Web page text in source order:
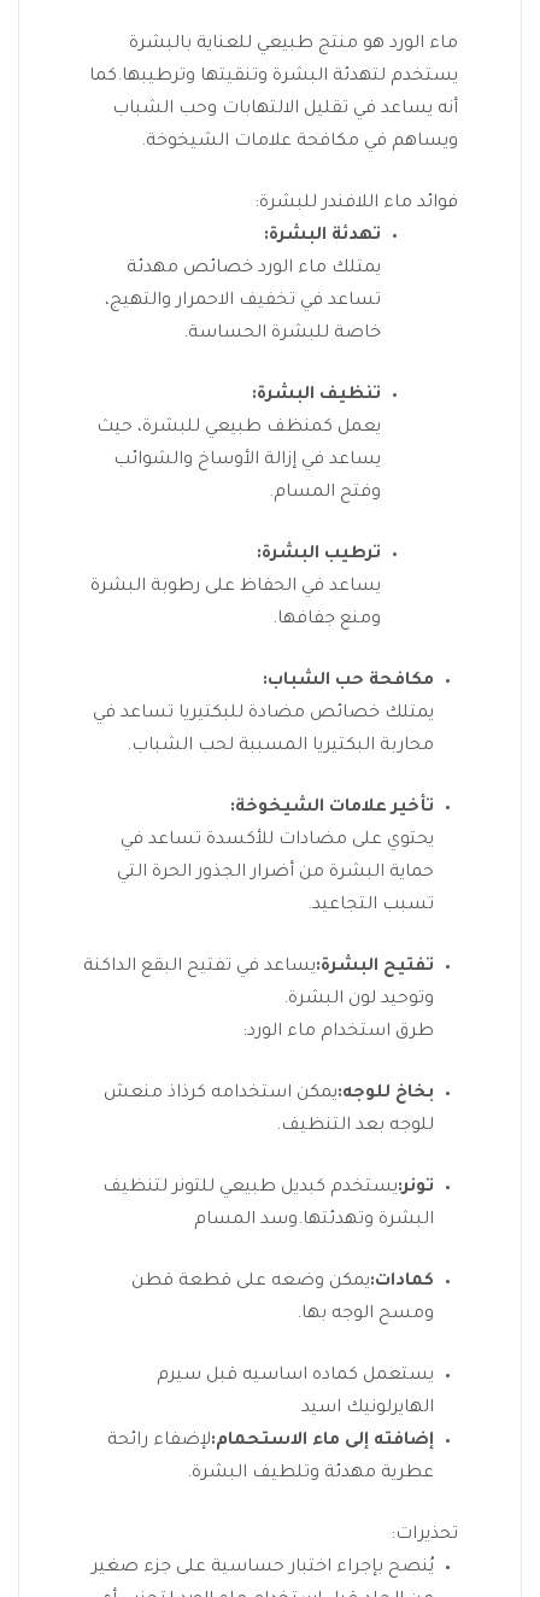
ماء الورد هو منتج طبيعي للعناية بالبشرة
يستخدم لتهدئة البشرة وتنقيتها وترطيبها.كما
أنه يساعد في تقليل الالتهابات وحب الشباب
ويساهم في مكافحة علامات الشيخوخة.
فوائد ماء اللافندر للبشرة:
تهدئة البشرة:
يمتلك ماء الورد خصائص مهدئة
تساعد في تخفيف الاحمرار والتهيج،
خاصة للبشرة الحساسة.
تنظيف البشرة:
يعمل كمنظف طبيعي للبشرة، حيث
يساعد في إزالة الأوساخ والشوائب
وفتح المسام.
ترطيب البشرة:
يساعد في الحفاظ على رطوبة البشرة
ومنع جفافها.
مكافحة حب الشباب:
يمتلك خصائص مضادة للبكتيريا تساعد في
محاربة البكتيريا المسببة لحب الشباب.
تأخير علامات الشيخوخة:
يحتوي على مضادات للأكسدة تساعد في
حماية البشرة من أضرار الجذور الحرة التي
تسبب التجاعيد.
تفتيح البشرة:يساعد في تفتيح البقع الداكنة
وتوحيد لون البشرة.
طرق استخدام ماء الورد:
بخاخ للوجه:يمكن استخدامه كرذاذ منعش
للوجه بعد التنظيف.
تونر:يستخدم كبديل طبيعي للتونر لتنظيف
البشرة وتهدئتها.وسد المسام
كمادات:يمكن وضعه على قطعة قطن
ومسح الوجه بها.
يستعمل كماده اساسيه قبل سيرم
الهايرلونيك اسيد
إضافته إلى ماء الاستحمام:لإضفاء رائحة
عطرية مهدئة وتلطيف البشرة.
تحذيرات:
يُنصح بإجراء اختبار حساسية على جزء صغير